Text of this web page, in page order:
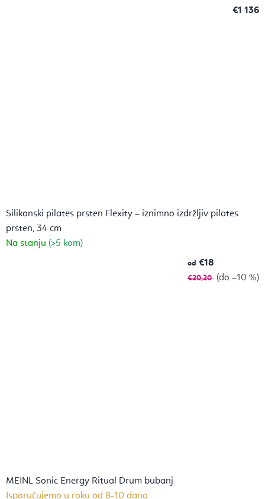
€1 136
Silikonski pilates prsten Flexity – iznimno izdržljiv pilates
prsten, 34 cm
Na stanju (>5 kom)
od €18
€20,20 (do –10 %)
MEINL Sonic Energy Ritual Drum bubanj
Isporučujemo u roku od 8-10 dana